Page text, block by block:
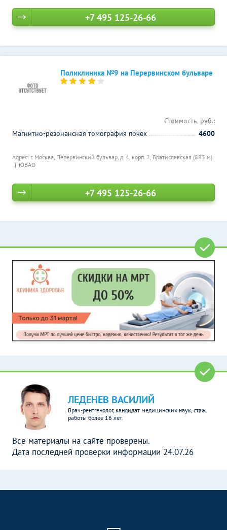
+7 495 125-26-66
Поликлиника №9 на Перервинском бульваре
Адрес: г. Москва, Перервинский бульвар, д. 4, корп. 2, Братиславская (883 м)
ЮВАО
Стоимость, руб.:
Магнитно-резонансная томография почек
4600
+7 495 125-26-66
ЛЕДЕНЕВ ВАСИЛИЙ
Врач-рентгенолог, кандидат медицинских наук, стаж
работы более 16 лет.
Все материалы на сайте проверены.
Дата последней проверки информации 24.07.26